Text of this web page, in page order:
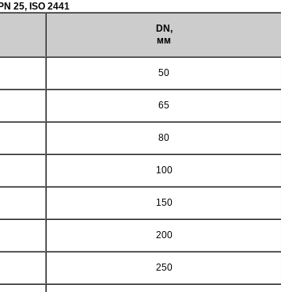
25, ISO 2441
DN,
мм
50
65
80
100
150
200
250